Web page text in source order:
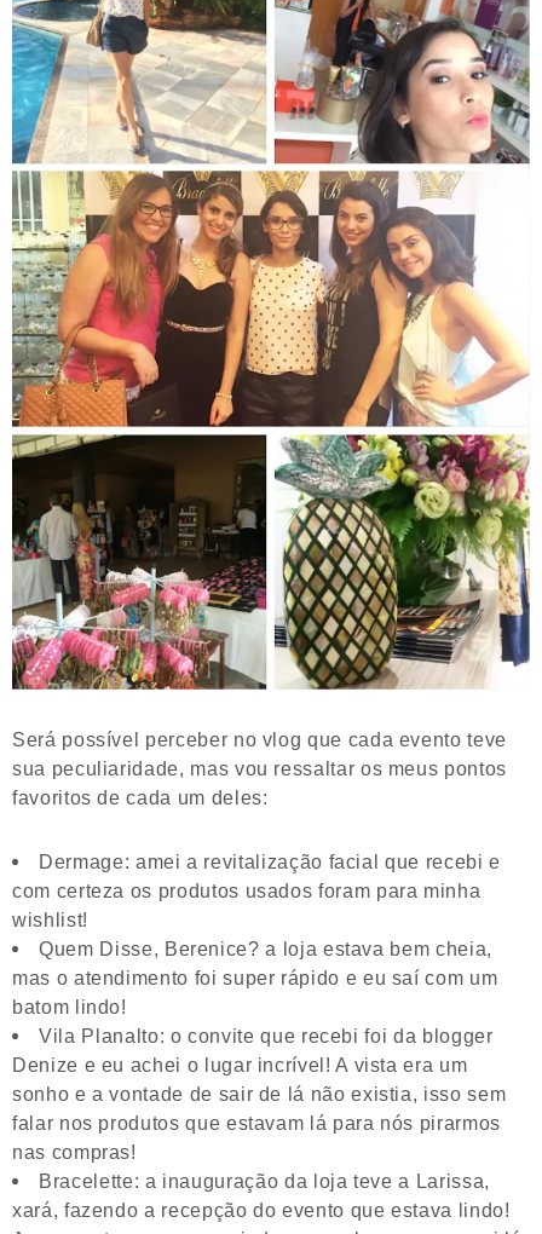
Será possível perceber no vlog que cada evento teve
sua peculiaridade, mas vou ressaltar os meus pontos
favoritos de cada um deles:
Dermage: amei a revitalização facial que recebi e
com certeza os produtos usados foram para minha
wishlist!
Quem Disse, Berenice? a loja estava bem cheia,
mas o atendimento foi super rápido e eu saí com um
batom lindo!
Vila Planalto: o convite que recebi foi da blogger
Denize e eu achei o lugar incrível! A vista era um
sonho e a vontade de sair de lá não existia, isso sem
falar nos produtos que estavam lá para nós pirarmos
nas compras!
Bracelette: a inauguração da loja teve a Larissa,
xará, fazendo a recepção do evento que estava lindo!